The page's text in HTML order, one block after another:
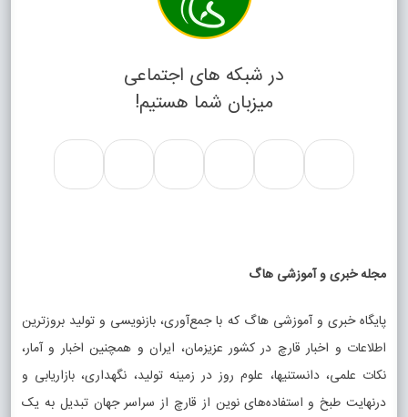
در شبکه های اجتماعی
میزبان شما هستیم!
مجله خبری و آموزشی هاگ
پایگاه خبری و آموزشی هاگ که با جمع‌آوری، بازنویسی و تولید بروزترین
اطلاعات و اخبار قارچ در کشور عزیزمان، ایران و همچنین اخبار و آمار،
نکات علمی، دانستنیها، علوم روز در زمینه تولید، نگهداری، بازاریابی و
درنهایت طبخ و استفاده‌های نوین از قارچ از سراسر جهان تبدیل به یک